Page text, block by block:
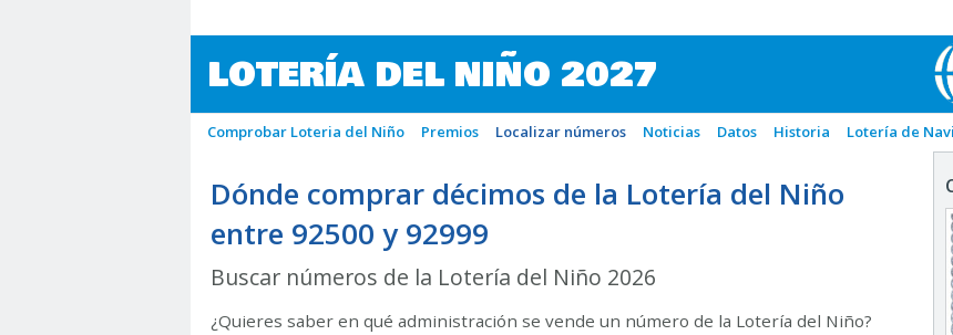
LOTERÍA DEL NIÑO 2027
Comprobar Loteria del Niño Premios Localizar números Noticias Datos Historia Lotería de
Dónde comprar décimos de la Lotería del Niño
entre 92500 y 92999
Buscar números de la Lotería del Niño 2026
¿Quieres saber en qué administración se vende un número de la Lotería del Niño?